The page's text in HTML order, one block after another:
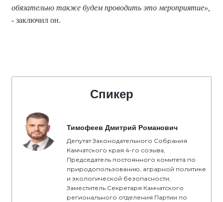
обязательно также будем проводить это мероприятие»,
- заключил он.
Спикер
Тимофеев Дмитрий Романович
Депутат Законодательного Собрания
Камчатского края 4-го созыва,
Председатель постоянного комитета по
природопользованию, аграрной политике
и экологической безопасности,
Заместитель Секретаря Камчатского
регионального отделения Партии по